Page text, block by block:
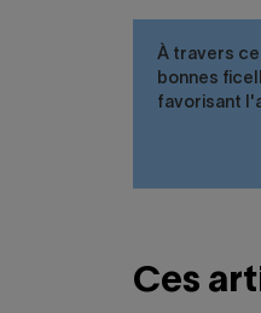
À travers
bonnes
favorisant
Ces